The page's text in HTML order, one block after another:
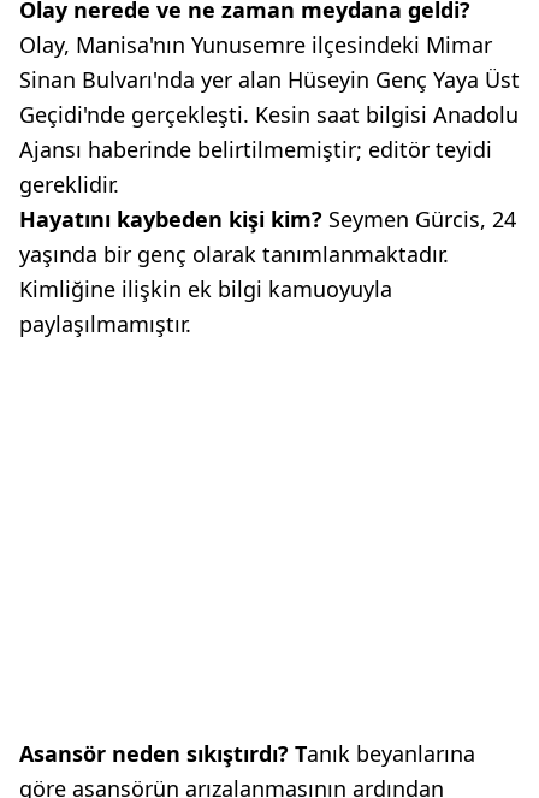
Olay nerede ve ne zaman meydana geldi?
Olay, Manisa'nın Yunusemre ilçesindeki Mimar
Sinan Bulvarı'nda yer alan Hüseyin Genç Yaya Üst
Geçidi'nde gerçekleşti. Kesin saat bilgisi Anadolu
Ajansı haberinde belirtilmemiştir; editör teyidi
gereklidir.
Hayatını kaybeden kişi kim? Seymen Gürcis, 24
yaşında bir genç olarak tanımlanmaktadır.
Kimliğine ilişkin ek bilgi kamuoyuyla
paylaşılmamıştır.
Asansör neden sıkıştırdı? Tanık beyanlarına
göre asansörün arızalanmasının ardından